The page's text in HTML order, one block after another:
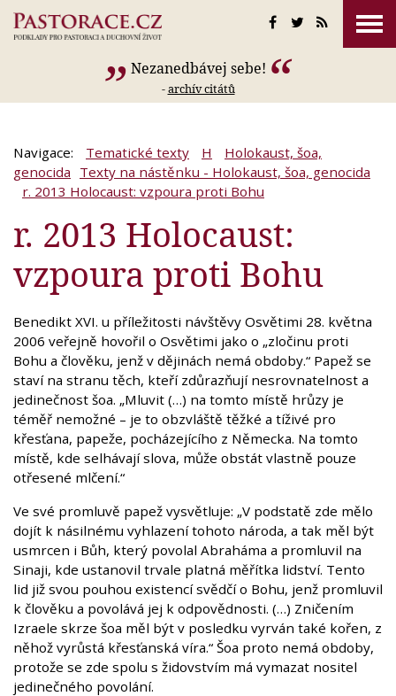
Nezanedbávej sebe!
-archív citátů
Navigace: Tematické texty H
Holokaust, šoa,
genocida Texty na nástěnku - Holokaust, šoa, genocida
r. 2013 Holocaust: vzpoura proti Bohu
r. 2013 Holocaust:
vzpoura proti Bohu
Benedikt XVI. u příležitosti návštěvy Osvětimi 28. května
2006 veřejně hovořil o Osvětimi jako o „zločinu proti
Bohu a člověku, jenž v dějinách nemá obdoby.“ Papež se
staví na stranu těch, kteří zdůrazňují nesrovnatelnost a
jedinečnost šoa. „Mluvit (…) na tomto místě hrůzy je
téměř nemožné – je to obzvláště těžké a tíživé pro
křesťana, papeže, pocházejícího z Německa. Na tomto
místě, kde selhávají slova, může obstát vlastně pouze
otřesené mlčení.“
Ve své promluvě papež vysvětluje: „V podstatě zde mělo
dojít k násilnému vyhlazení tohoto národa, a tak měl být
usmrcen i Bůh, který povolal Abraháma a promluvil na
Sinaji, kde ustanovil trvale platná měřítka lidství. Tento
lid již svou pouhou existencí svědčí o Bohu, jenž promluvil
k člověku a povolává jej k odpovědnosti. (…) Zničením
Izraele skrze šoa měl být v posledku vyrván také kořen, z
něhož vyrůstá křesťanská víra.“ Šoa proto nemá obdoby,
protože se zde spolu s židovstvím má vymazat nositel
jedinečného povolání.